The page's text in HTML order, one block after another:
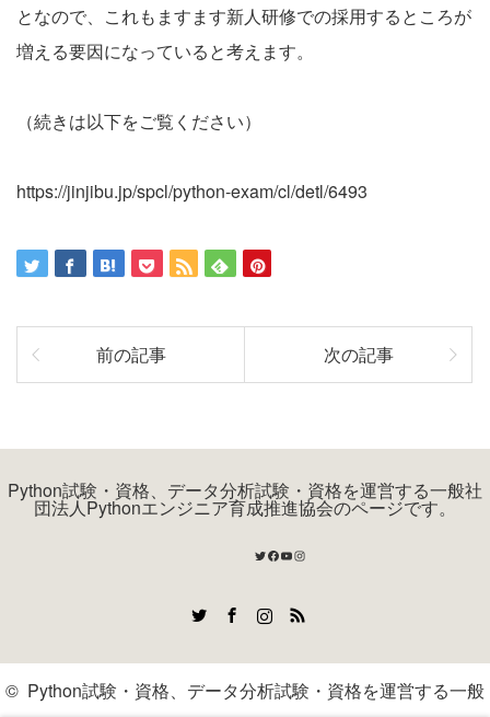
となので、これもますます新人研修での採用するところが
増える要因になっていると考えます。
（続きは以下をご覧ください）
https://jinjibu.jp/spcl/python-exam/cl/detl/6493
前の記事 次の記事
Python試験・資格、データ分析試験・資格を運営する一般社
団法人Pythonエンジニア育成推進協会のページです。
Twitter
Facebook
YouTube
Instagram
RSS
© Python試験・資格、データ分析試験・資格を運営する一般